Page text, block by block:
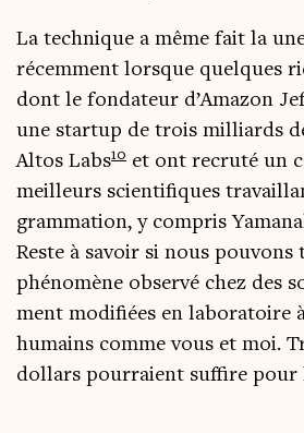
La tech­nique a même fait la
récem­ment lorsque quelques
dont le fon­da­teur d’A­ma­zon
une star­tup de trois mil­liards
Altos Labs10 et ont recru­té un
meilleurs scien­ti­fiques
gram­ma­tion, y com­pris
Reste à savoir si nous pou­vons
phé­no­mène obser­vé chez des
ment modi­fiées en labo­ra­toire
humains comme vous et moi.
dol­lars pour­raient suf­fire pour